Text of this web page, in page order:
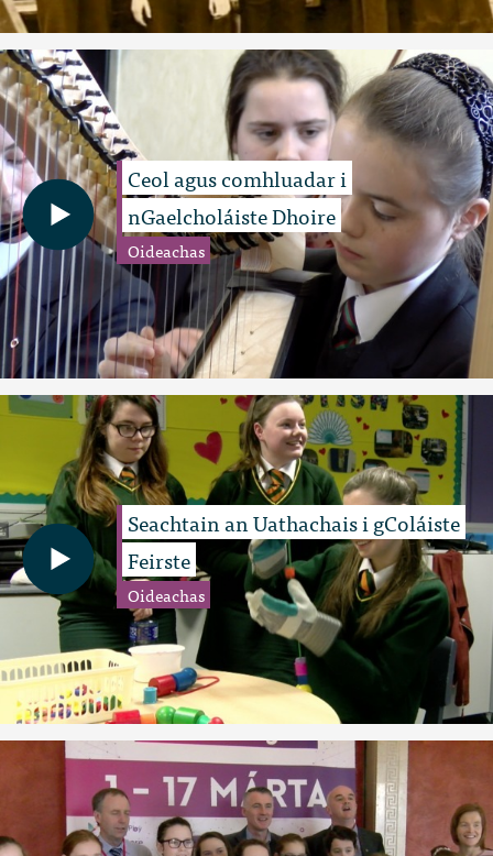
Ceol agus comhluadar i
nGaelcholáiste Dhoire
Oideachas
Seachtain an Uathachais i gColáiste
Feirste
Oideachas